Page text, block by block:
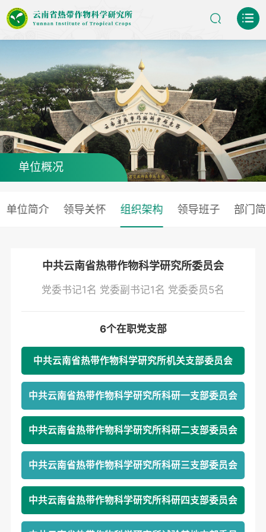
单位概况
单位简介 领导关怀 组织架构 领导班子 部门
中共云南省热带作物科学研究所委员会
党委书记1名 党委副书记1名 党委委员5名
6个在职党支部
中共云南省热带作物科学研究所机关支部委员会
中共云南省热带作物科学研究所科研一支部委员会
中共云南省热带作物科学研究所科研二支部委员会
中共云南省热带作物科学研究所科研三支部委员会
中共云南省热带作物科学研究所科研四支部委员会